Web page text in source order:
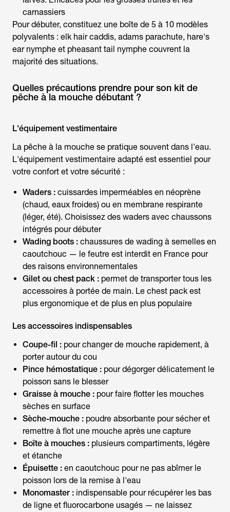
carnassiers
Pour débuter, constituez une boîte de 5 à 10 modèles
polyvalents : elk hair caddis, adams parachute, hare's
ear nymphe et pheasant tail nymphe couvrent la
majorité des situations.
Quelles précautions prendre pour son kit de
pêche à la mouche débutant ?
L'équipement vestimentaire
La pêche à la mouche se pratique souvent dans l'eau.
L'équipement vestimentaire adapté est essentiel pour
votre confort et votre sécurité :
Waders : cuissardes imperméables en néoprène
(chaud, eaux froides) ou en membrane respirante
(léger, été). Choisissez des waders avec chaussons
intégrés pour débuter
Wading boots : chaussures de wading à semelles en
caoutchouc — le feutre est interdit en France pour
des raisons environnementales
Gilet ou chest pack : permet de transporter tous les
accessoires à portée de main. Le chest pack est
plus ergonomique et de plus en plus populaire
Les accessoires indispensables
Coupe-fil : pour changer de mouche rapidement, à
porter autour du cou
Pince hémostatique : pour dégorger délicatement le
poisson sans le blesser
Graisse à mouche : pour faire flotter les mouches
sèches en surface
Sèche-mouche : poudre absorbante pour sécher et
remettre à flot une mouche après une capture
Boîte à mouches : plusieurs compartiments, légère
et étanche
Épuisette : en caoutchouc pour ne pas abîmer le
poisson lors de la remise à l'eau
Monomaster : indispensable pour récupérer les bas
de ligne et fluorocarbone usagés — ne laissez